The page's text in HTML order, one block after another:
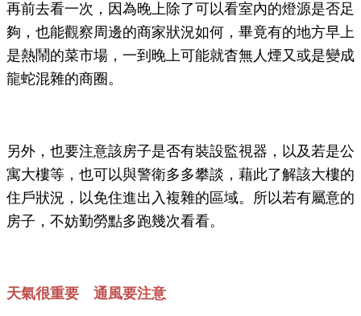
再前去看一次，因為晚上除了可以看室內的燈源是否足
夠，也能觀察周邊的商家狀況如何，畢竟有的地方早上
是熱鬧的菜市場，一到晚上可能就杳無人煙又或是變成
龍蛇混雜的商圈。
另外，也要注意該房子是否有裝設監視器，以及若是公
寓大樓等，也可以與警衛多多攀談，藉此了解該大樓的
住戶狀況，以免住進出入複雜的區域。所以若有屬意的
房子，不妨勤勞點多跑幾次看看。
天氣很重要 通風要注意